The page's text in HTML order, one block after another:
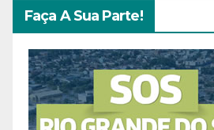
Faça A Sua Parte!